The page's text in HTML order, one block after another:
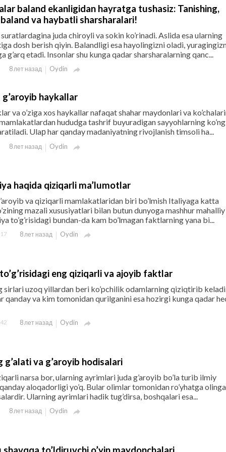
baland ekanligidan hayratga tushasiz: Tanishing,
va haybatli sharsharalari!
juda chiroyli va sokin ko’rinadi. Aslida esa ularning
dosh berish qiyin. Balandligi esa hayolingizni oladi,
g’arq etadi. Insonlar shu kunga qadar sharsharalarning qanc...
8 лет назад Oydin 
haykallar
va o’ziga xos haykallar nafaqat shahar maydonlari va
hududga tashrif buyuradigan sayyohlarning
Ulaр har qanday madaniyatning rivojlanish timsoli ha...
8 лет назад Oydin 
haqida qiziqarli ma’lumotlar
va qiziqarli mamlakatlaridan biri bo’lmish Italiyaga katta
mazali xususiyatlari bilan butun dunyoga mashhur
to’g’risidagi bundan-da kam bo’lmagan faktlarning yana bi...
8 лет назад Oydin 
eng qiziqarli va ajoyib faktlar
sirlari uzoq yillardan beri ko’pchilik odamlarning qiziqtirib
qanday va kim tomonidan qurilganini esa hozirgi kunga qadar
8 лет назад Oydin 
g’alati va g’aroyib hodisalari
narsa bor, ularning ayrimlari juda g’aroyib bo’la turib ilmiy
aloqadorligi yo’q. Bular olimlar tomonidan ro’yhatga
Ularning ayrimlari hadik tug’dirsa, boshqalari esa...
8 лет назад Oydin 